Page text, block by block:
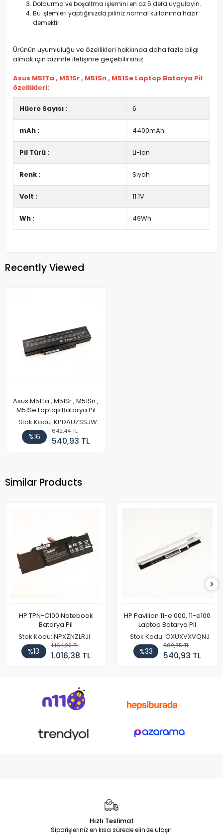
Doldurma ve boşaltma işlemini en az 5 defa uygulayın.
Bu işlemleri yaptığınızda piliniz normal kullanıma hazır
demektir.
Ürünün uyumluluğu ve özellikleri hakkında daha fazla bilgi
almak için bizimle iletişime geçebilirsiniz.
Asus M51Ta , M51Sr , M51Sn , M51Se Laptop Batarya Pil
özellikleri:
Hücre Sayısı : 6
mAh : 4400mAh
Pil Türü : Li-Ion
Renk : Siyah
Volt : 11.1V
Wh : 49Wh
Recently Viewed
Asus M51Ta , M51Sr , M51Sn ,
M51Se Laptop Batarya Pil
Stok Kodu: KPDAUZSSJW
%16
642,44 TL
540,93 TL
Similar Products
HP TPN-C100 Notebook
Batarya Pil
Stok Kodu: NPXZNZLRJI
%13
1.164,22 TL
1.016,38 TL
HP Pavilion 11-e 000, 11-e100
Laptop Batarya Pil
Stok Kodu: OXUXVXVQNJ
%33
802,85 TL
540,93 TL
Hızlı Teslimat
Siparişleriniz en kısa sürede elinize ulaşır.